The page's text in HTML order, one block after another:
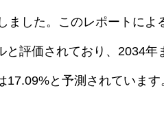
ました。このレポートによ
評価されており、2034年
と予測されています